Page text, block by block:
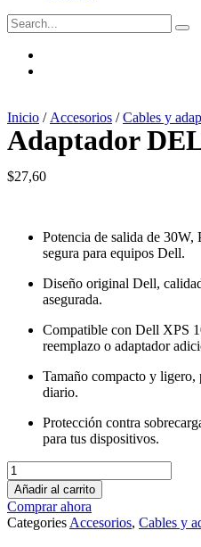
Inicio / Accesorios /Cables y
Adaptador
$27,60
Potencia de salida de 30W,
segura para equipos Dell.
Diseño original Dell,
asegurada.
Compatible con Dell XPS
reemplazo o adaptador
Tamaño compacto y
diario.
Protección contra
para tus dispositivos.
Adaptador
DELL
30W
cantidad
Añadir al carrito
Comprar ahora
Categories Accesorios, Cables y